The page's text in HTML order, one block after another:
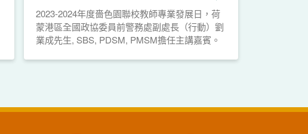
2023-2024年度嗇色園聯校教師專業發展日，荷
蒙港區全國政協委員前警務處副處長（行動）劉
業成先生, SBS, PDSM, PMSM擔任主講嘉賓。